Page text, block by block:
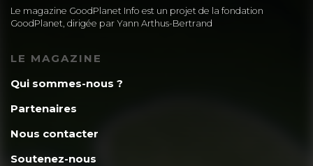
Le magazine GoodPlanet Info est un projet de la fondation
GoodPlanet, dirigée par Yann Arthus-Bertrand
LE MAGAZINE
Qui sommes-nous ?
Partenaires
Nous contacter
Soutenez-nous